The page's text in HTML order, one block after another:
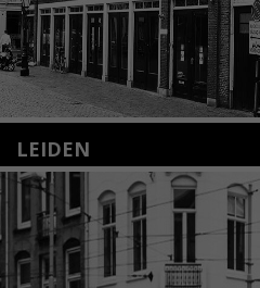
LEIDEN
Nieuwstraat 35
2312 KA Leiden
+31(0)71 – 52 84 480
info@kunsthuisleiden.nl